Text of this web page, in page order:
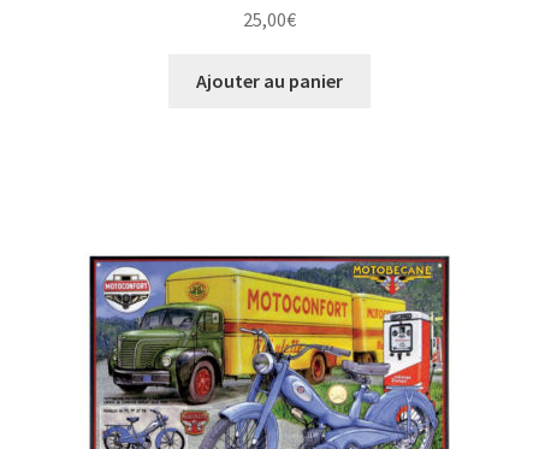
25,00€
Ajouter au panier